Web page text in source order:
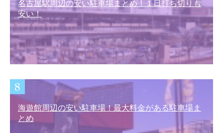
名古屋駅周辺の安い駐車場まとめ！１日打ち切りも
安い！
海遊館周辺の安い駐車場！最大料金がある駐車場ま
とめ